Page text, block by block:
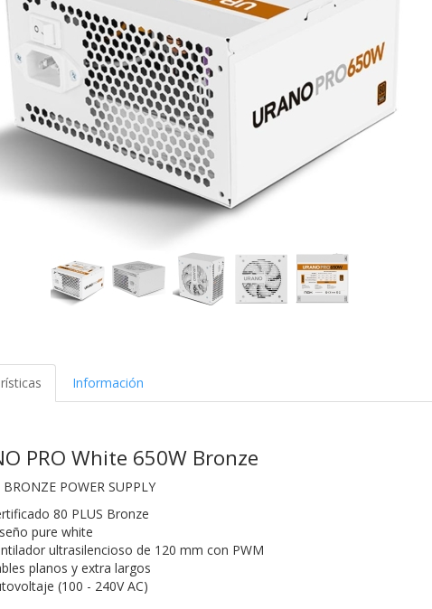
Información
PRO White 650W Bronze
POWER SUPPLY
80 PLUS Bronze
pure white
ultrasilencioso de 120 mm con PWM
planos y extra largos
(100 - 240V AC)